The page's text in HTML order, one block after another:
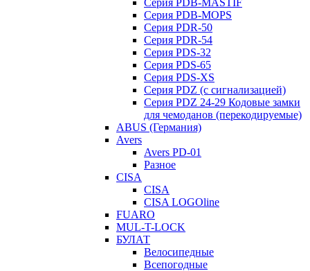
Серия PDB-MASTIF
Серия PDB-MOPS
Серия PDR-50
Серия PDR-54
Серия PDS-32
Серия PDS-65
Серия PDS-XS
Серия PDZ (с сигнализацией)
Серия PDZ 24-29 Кодовые замки
для чемоданов (перекодируемые)
ABUS (Германия)
Avers
Avers PD-01
Разное
CISA
CISA
CISA LOGOline
FUARO
MUL-T-LOCK
БУЛАТ
Велосипедные
Всепогодные